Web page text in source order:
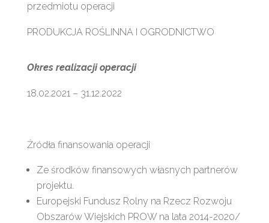
przedmiotu operacji
PRODUKCJA ROŚLINNA I OGRODNICTWO
Okres realizacji operacji
18.02.2021 – 31.12.2022
Źródła finansowania operacji
Ze środków finansowych własnych partnerów
projektu.
Europejski Fundusz Rolny na Rzecz Rozwoju
Obszarów Wiejskich PROW na lata 2014-2020/